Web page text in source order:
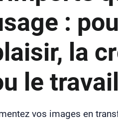
:
la
le travail
vos images en